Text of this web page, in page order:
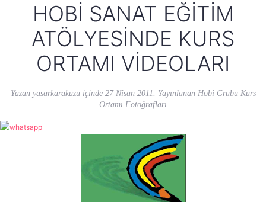
HOBI SANAT EĞITIM
ATÖLYESINDE KURS
ORTAMI VIDEOLARI
Yazan yasarkarakuzuiçinde 27 Nisan 2011. Yayınlanan Hobi Grubu Kurs
Ortamı Fotoğrafları